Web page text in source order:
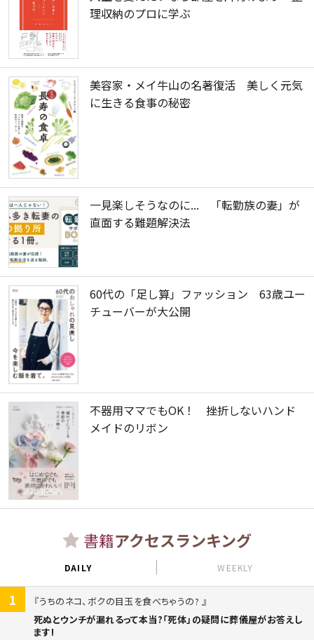
理収納のプロに学ぶ
美容家・メイ牛山の名著復活 美しく元気
に生きる食事の秘密
一見楽しそうなのに... 「転勤族の妻」が
直面する難題解決法
60代の「足し算」ファッション 63歳ユー
チューバーが大公開
不器用ママでもOK！ 挫折しないハンド
メイドのリボン
書籍アクセスランキング
DAILY WEEKLY
1
うちのネコ、ボクの目玉を食べちゃうの?
死ぬとウンチが漏れるって本当?「死体」の疑問に葬儀屋がお答えし
ます!